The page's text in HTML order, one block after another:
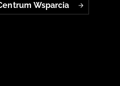
Wsparcia